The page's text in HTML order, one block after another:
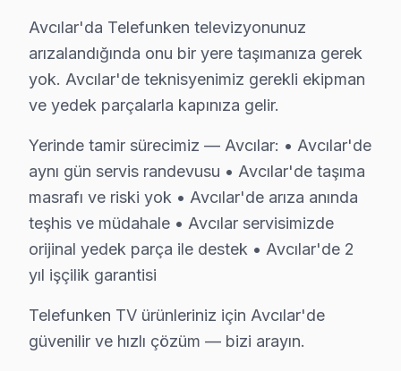
S: Avcılar'de tamir sırasında başka sorun bulunursa
C: Avcılar müşterisine haber verilerek, ek sorunun
S: Avcılar'de panel'yi servis atölyesine götürmek
S: Avcılar'de tamir sonrası problem devam etmesi
C: Avcılar servisimizde garanti süresi içinde aynı
S: Avcılar'de Telefunken LED TV'lerde en sık
C: Avcılar servisimizde Telefunken Alexa mikrofon
S: Avcılar'de Telefunken 4K modeli modelinde hangi
S: Avcılar'de bu TV televizyon paneli Smart arayüzü
C: Avcılar servisimize başvurmadan önce şunları
Avcılar'da Telefunken televizyonunuz
arızalandığında onu bir yere taşımanıza gerek
yok. Avcılar'de teknisyenimiz gerekli ekipman
ve yedek parçalarla kapınıza gelir.
Yerinde tamir sürecimiz — Avcılar: • Avcılar'de
aynı gün servis randevusu • Avcılar'de taşıma
masrafı ve riski yok • Avcılar'de arıza anında
teşhis ve müdahale • Avcılar servisimizde
orijinal yedek parça ile destek • Avcılar'de 2
yıl işçilik garantisi
Telefunken TV ürünleriniz için Avcılar'de
güvenilir ve hızlı çözüm — bizi arayın.